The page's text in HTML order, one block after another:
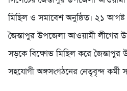
মিছিল ও সমাবেশ অনুষ্ঠিত। ২১
জৈন্তাপুর উপজেলা আওয়ামী লীগের
সড়কে বিক্ষোভ মিছিল করে
সহযোগী অঙ্গসংগঠনের নেতৃবৃন্দ কর্মী